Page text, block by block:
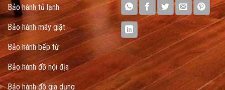
Bảo hành tủ lạnh
Bảo hành máy giặt
Bảo hành bếp từ
Bảo hành đồ nội địa
Bảo hành đồ gia dụng